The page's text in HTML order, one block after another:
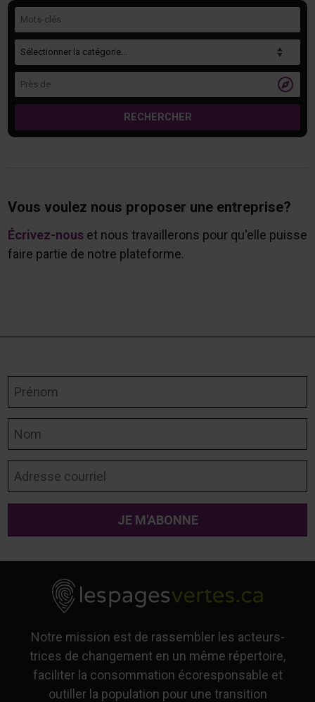

RECHERCHER
Vous voulez nous proposer une entreprise?
Écrivez-nouset nous travaillerons pour qu'elle puisse
faire partie de notre plateforme.
Notre mission est de rassembler les acteurs-
trices de changement en un même répertoire,
faciliter la consommation écoresponsable et
outiller la population pour une transition